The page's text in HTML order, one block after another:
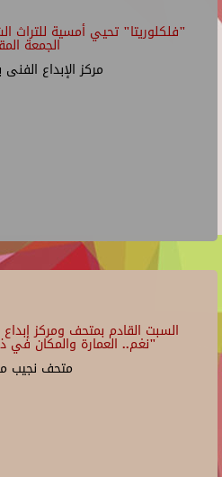
"فلكلوريتا" تحيي أمسية للتراث
الجمعة
مركز الإبداع
السبت القادم بمتحف ومركز
"نغم.. العمارة والمكان في
متحف نجيب